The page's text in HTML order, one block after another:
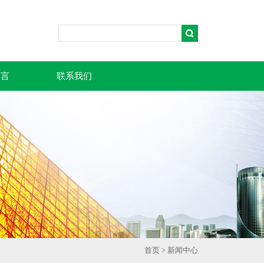
联系我们
首页 > 新闻中心